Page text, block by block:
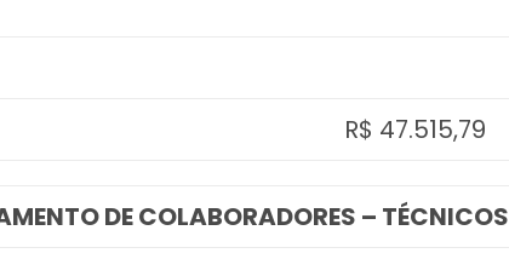
R$ 47.515,79
DE COLABORADORES – TÉCNICOS